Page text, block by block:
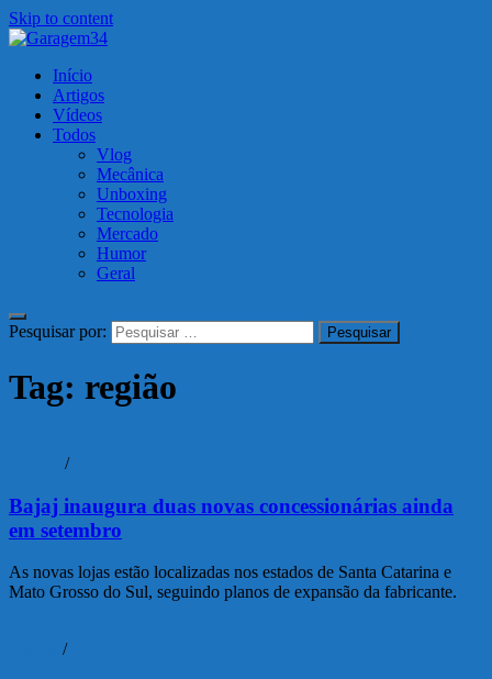
Skip to content
Garagem34
Motos, carros, tecnologia e muito mais!
Início
Artigos
Vídeos
Todos
Vlog
Mecânica
Unboxing
Tecnologia
Mercado
Humor
Geral
Pesquisar por:
Tag: região
/
Bajaj inaugura duas novas concessionárias ainda
em setembro
As novas lojas estão localizadas nos estados de Santa Catarina e
Mato Grosso do Sul, seguindo planos de expansão da fabricante.
/